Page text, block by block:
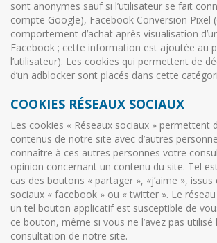
sont anonymes sauf si l’utilisateur se fait
compte Google), Facebook Conversion Pixel
comportement d’achat après visualisation
Facebook ; cette information est ajoutée au
l’utilisateur). Les cookies qui permettent de
d’un adblocker sont placés dans cette
COOKIES RÉSEAUX SOCIAUX
Les cookies « Réseaux sociaux » permettent
contenus de notre site avec d’autres
connaître à ces autres personnes votre
opinion concernant un contenu du site. Tel
cas des boutons « partager », «j’aime », issus
sociaux « facebook » ou « twitter ». Le
un tel bouton applicatif est susceptible de
ce bouton, même si vous ne l’avez pas utilisé
consultation de notre site.